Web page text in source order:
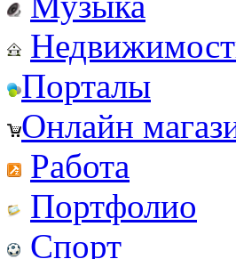
Порталы
Онлайн
Работа
Портфолио
Спорт